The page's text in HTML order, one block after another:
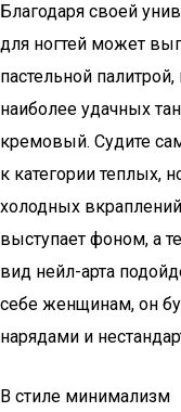
Благодаря своей
для ногтей может
пастельной
наиболее удачных
кремовый. Судите
к категории теплых,
холодных
выступает фоном, а
вид нейл-арта
себе женщинам, он
нарядами и
В стиле минимализм